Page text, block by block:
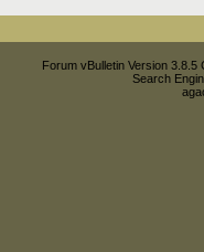
Forum vBulletin Version
Search